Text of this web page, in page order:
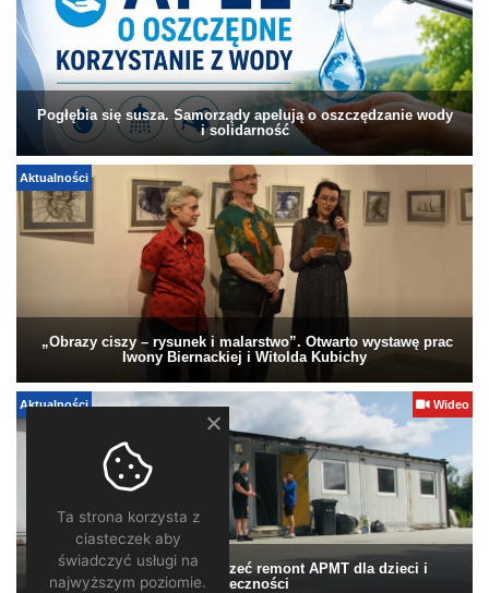
Pogłębia się susza. Samorządy apelują o oszczędzanie wody
i solidarność
Aktualności
„Obrazy ciszy – rysunek i malarstwo”. Otwarto wystawę prac
Iwony Biernackiej i Witolda Kubichy
Aktualności Wideo
Pomagamy. Warto wesprzeć remont APMT dla dzieci i
społeczności
Ta strona korzysta z
ciasteczek aby
świadczyć usługi na
najwyższym poziomie.